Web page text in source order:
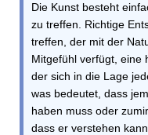
Die Kunst besteht
zu treffen. Richtige
treffen, der mit der
Mitgefühl verfügt, eine
der sich in die Lage
was bedeutet, dass
haben muss oder
dass er verstehen